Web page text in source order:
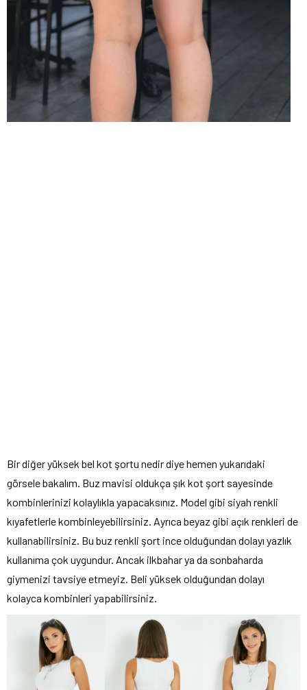
Bir diğer yüksek bel kot şortu nedir diye hemen yukarıdaki
görsele bakalım. Buz mavisi oldukça şık kot şort sayesinde
kombinlerinizi kolaylıkla yapacaksınız. Model gibi siyah renkli
kıyafetlerle kombinleyebilirsiniz. Ayrıca beyaz gibi açık renkleri de
kullanabilirsiniz. Bu buz renkli şort ince olduğundan dolayı yazlık
kullanıma çok uygundur. Ancak ilkbahar ya da sonbaharda
giymenizi tavsiye etmeyiz. Beli yüksek olduğundan dolayı
kolayca kombinleri yapabilirsiniz.